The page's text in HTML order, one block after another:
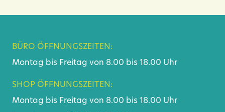
BÜRO ÖFFNUNGSZEITEN:
Montag bis Freitag von 8.00 bis 18.00 Uhr
SHOP ÖFFNUNGSZEITEN:
Montag bis Freitag von 8.00 bis 18.00 Uhr